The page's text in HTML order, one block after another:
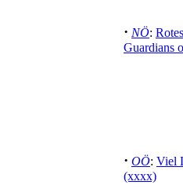
· NÖ:
Guardians
· OÖ: Viel
(xxxx)